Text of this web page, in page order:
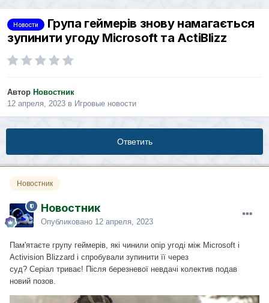
Новости
Група геймерів знову намагається
зупинити угоду Microsoft та ActiBlizz
Автор Новостник
12 апреля, 2023 в Игровые новости
Ответить
Новостник
Новостник
Опубликовано 12 апреля, 2023
Пам'ятаєте групу геймерів, які чинили опір угоді між Microsoft і
Activision Blizzard і спробували зупинити її через
суд? Серіал триває! Після березневої невдачі колектив подав
новий позов.